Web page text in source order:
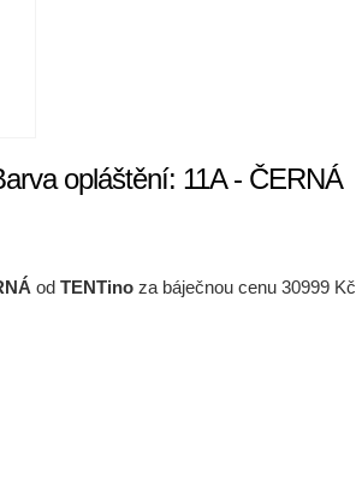
opláštění: 11A - ČERNÁ
odTENTino za báječnou cenu 30999 Kč